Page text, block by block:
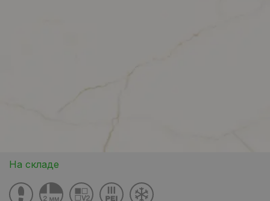
На складе